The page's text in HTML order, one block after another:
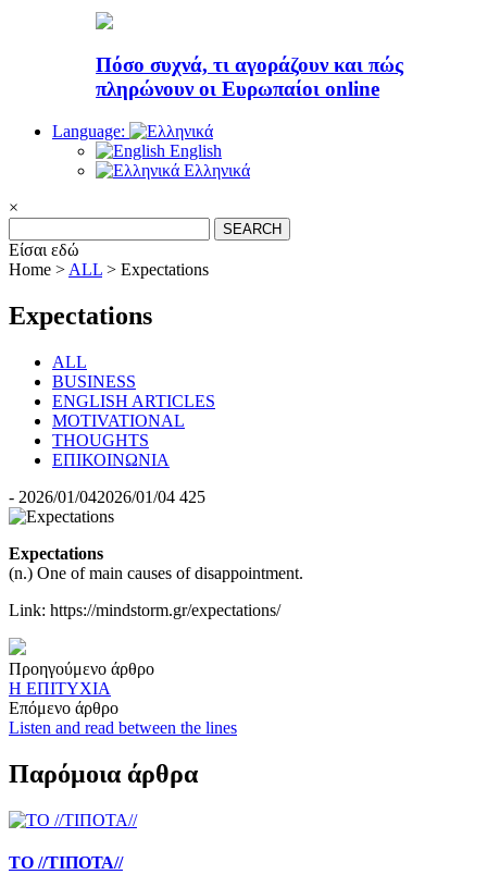
Πόσο συχνά, τι αγοράζουν και πώς
πληρώνουν οι Ευρωπαίοι online
Language:
English
Ελληνικά
×
for:
Είσαι εδώ
Home > ALL > Expectations
Expectations
ALL
BUSINESS
ENGLISH ARTICLES
MOTIVATIONAL
THOUGHTS
ΕΠΙΚΟΙΝΩΝΙΑ
- 2026/01/042026/01/04 425
Expectations
(n.) One of main causes of disappointment.
Link: https://mindstorm.gr/expectations/
Post
navigation
Προηγούμενο άρθρο
Η ΕΠΙΤΥΧΙΑ
Επόμενο άρθρο
Listen and read between the lines
Παρόμοια άρθρα
TΟ //ΤΙΠΟΤΑ//